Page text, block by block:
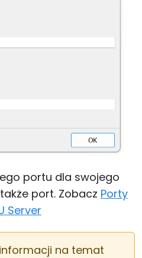
portu dla swojego
port. Zobacz Porty
Server
na temat